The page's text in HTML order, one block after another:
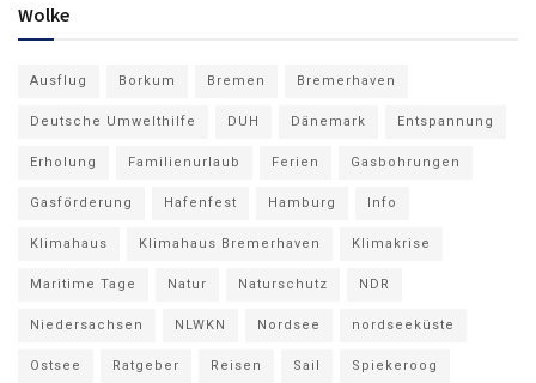
Wolke
Ausflug Borkum Bremen Bremerhaven
Deutsche Umwelthilfe DUH Dänemark Entspannung
Erholung Familienurlaub Ferien Gasbohrungen
Gasförderung Hafenfest Hamburg Info
Klimahaus Klimahaus Bremerhaven Klimakrise
Maritime Tage Natur Naturschutz NDR
Niedersachsen NLWKN Nordsee nordseeküste
Ostsee Ratgeber Reisen Sail Spiekeroog